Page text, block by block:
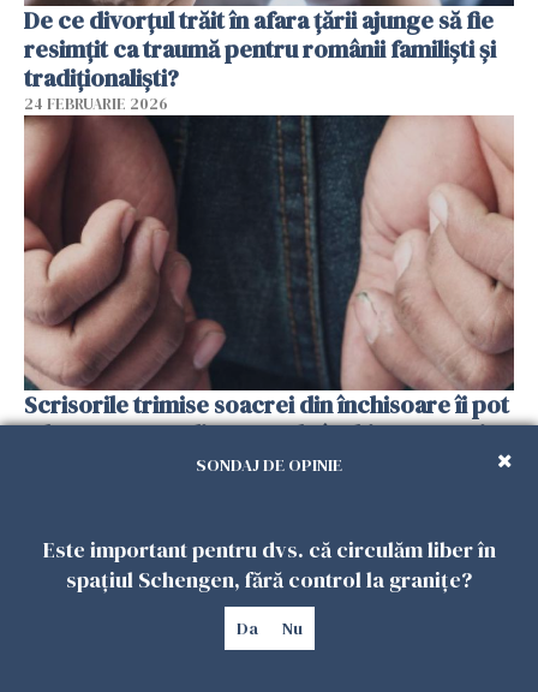
De ce divorțul trăit în afara țării ajunge să fie
resimțit ca traumă pentru românii familiști și
tradiționaliști?
24 FEBRUARIE 2026
Scrisorile trimise soacrei din închisoare îi pot
aduce un an suplimentar de închisoare unui
român condamnat în Spania
SONDAJ DE OPINIE
Este important pentru dvs. că circulăm liber în
spațiul Schengen, fără control la granițe?
Da Nu